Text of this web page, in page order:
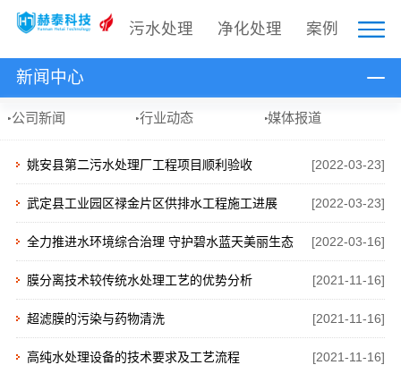
污水处理 净化处理 案例
新闻中心
公司新闻 行业动态 媒体报道
[2022-03-23]
姚安县第二污水处理厂工程项目顺利验收
[2022-03-23]
武定县工业园区禄金片区供排水工程施工进展
[2022-03-16]
全力推进水环境综合治理 守护碧水蓝天美丽生态
[2021-11-16]
膜分离技术较传统水处理工艺的优势分析
[2021-11-16]
超滤膜的污染与药物清洗
[2021-11-16]
高纯水处理设备的技术要求及工艺流程